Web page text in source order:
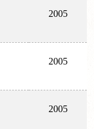
2005
2005
2005